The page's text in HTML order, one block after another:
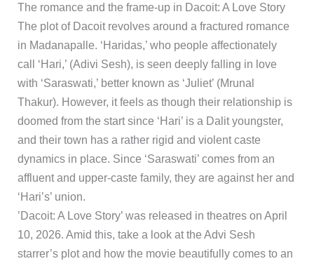
The romance and the frame-up in Dacoit: A Love Story
The plot of Dacoit revolves around a fractured romance
in Madanapalle. ‘Haridas,’ who people affectionately
call ‘Hari,’ (Adivi Sesh), is seen deeply falling in love
with ‘Saraswati,’ better known as ‘Juliet’ (Mrunal
Thakur). However, it feels as though their relationship is
doomed from the start since ‘Hari’ is a Dalit youngster,
and their town has a rather rigid and violent caste
dynamics in place. Since ‘Saraswati’ comes from an
affluent and upper-caste family, they are against her and
‘Hari’s’ union.
​’Dacoit: A Love Story’ was released in theatres on April
10, 2026. Amid this, take a look at the Advi Sesh
starrer’s plot and how the movie beautifully comes to an